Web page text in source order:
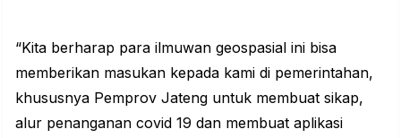
“Kita berharap para ilmuwan geospasial ini bisa
memberikan masukan kepada kami di pemerintahan,
khususnya Pemprov Jateng untuk membuat sikap,
alur penanganan covid 19 dan membuat aplikasi